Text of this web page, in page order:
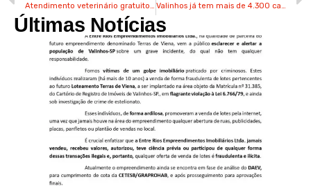
Atendimento veterinário gratuito já está sendo realizado em Valinhos Valinhos já tem mais de 4.300 casos de dengue só neste ano
Últimas Notícias